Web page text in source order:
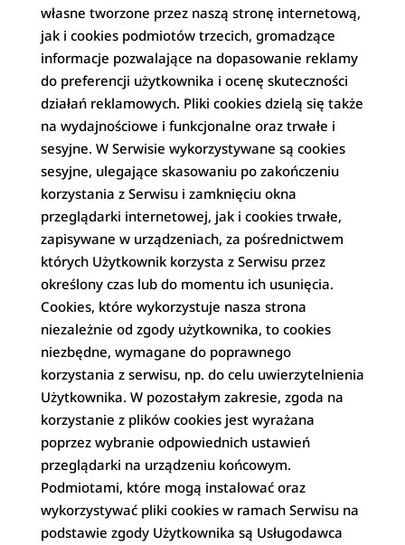
własne tworzone przez naszą stronę internetową,
jak i cookies podmiotów trzecich, gromadzące
informacje pozwalające na dopasowanie reklamy
do preferencji użytkownika i ocenę skuteczności
działań reklamowych. Pliki cookies dzielą się także
na wydajnościowe i funkcjonalne oraz trwałe i
sesyjne. W Serwisie wykorzystywane są cookies
sesyjne, ulegające skasowaniu po zakończeniu
korzystania z Serwisu i zamknięciu okna
przeglądarki internetowej, jak i cookies trwałe,
zapisywane w urządzeniach, za pośrednictwem
których Użytkownik korzysta z Serwisu przez
określony czas lub do momentu ich usunięcia.
Cookies, które wykorzystuje nasza strona
niezależnie od zgody użytkownika, to cookies
niezbędne, wymagane do poprawnego
korzystania z serwisu, np. do celu uwierzytelnienia
Użytkownika. W pozostałym zakresie, zgoda na
korzystanie z plików cookies jest wyrażana
poprzez wybranie odpowiednich ustawień
przeglądarki na urządzeniu końcowym.
Podmiotami, które mogą instalować oraz
wykorzystywać pliki cookies w ramach Serwisu na
podstawie zgody Użytkownika są Usługodawca